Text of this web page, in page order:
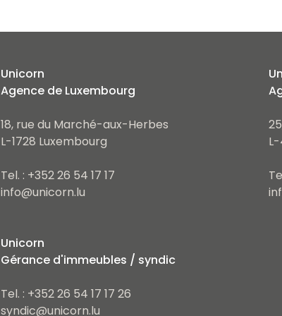
Unicorn
Agence de Luxembourg
18, rue du Marché-aux-Herbes
L-1728 Luxembourg
Tel. : +352 26 54 17 17
info@unicorn.lu
Unicorn
Gérance d'immeubles / syndic
Tel. : +352 26 54 17 17 26
syndic@unicorn.lu